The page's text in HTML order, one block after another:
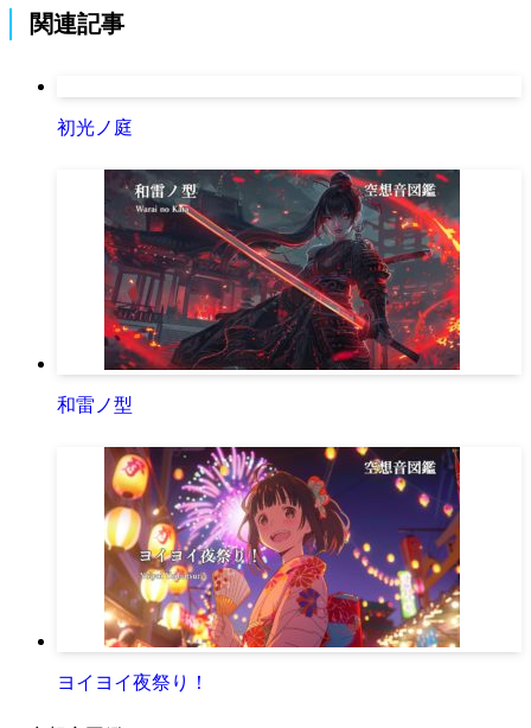
関連記事
初光ノ庭
和雷ノ型
ヨイヨイ夜祭り！